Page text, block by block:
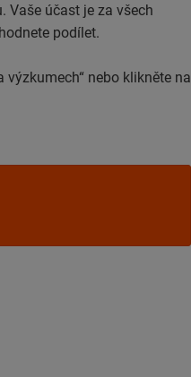
Vaše účast je za všech
podílet.
nebo klikněte na